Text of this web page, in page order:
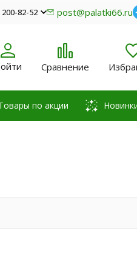
200-82-52 post@palatki66.ru
Сравнение
по акции